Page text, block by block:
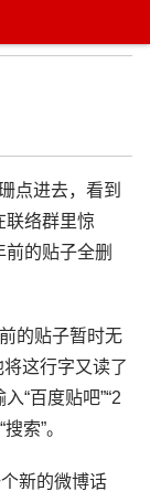
点进去，看到
联络群里惊
前的贴子全删
的贴子暂时无
这行字又读了
入“百度贴吧”“2
索”。
新的微博话